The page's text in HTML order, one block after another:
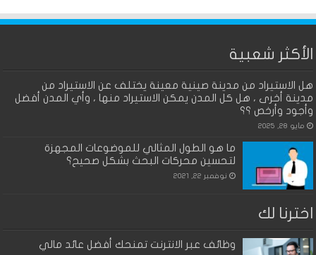
الأكثر شعبية
هل الاستيراد من مدينة صينية معينة يختلف عن الاستيراد من
مدينة أخرى ، هل كل المدن يمكن الاستيراد منها ، وأي المدن أفضل
وأجود وأرخص ؟؟
مايو 28, 2025
ما هو الطول المثالي للموضوعات المجهزة
لتحسين محركات البحث بشكل صحيح؟
نوفمبر 22, 2021
اخترنا لك
وظائف عبر الانترنت تمنحك أفضل عائد مالي